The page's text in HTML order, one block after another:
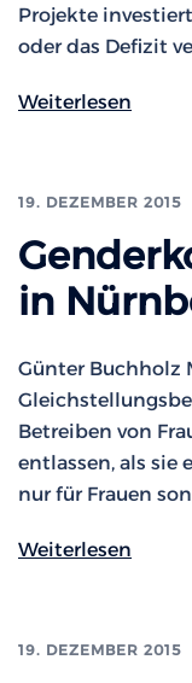
Projekte
oder das Defizit
Weiterlesen
19. DEZEMBER 2015
in
Günter Buchholz
Betreiben von
entlassen, als sie
nur für Frauen
Weiterlesen
19. DEZEMBER 2015